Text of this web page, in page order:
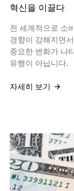
혁신을 이끌다
전 세계적으로 소
경향이 강해지면
중요한 변화가 나
유행이 아닙니다.
자세히 보기